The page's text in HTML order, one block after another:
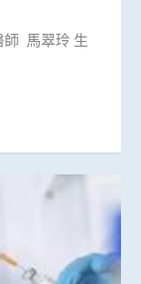
師 馬翠玲 生